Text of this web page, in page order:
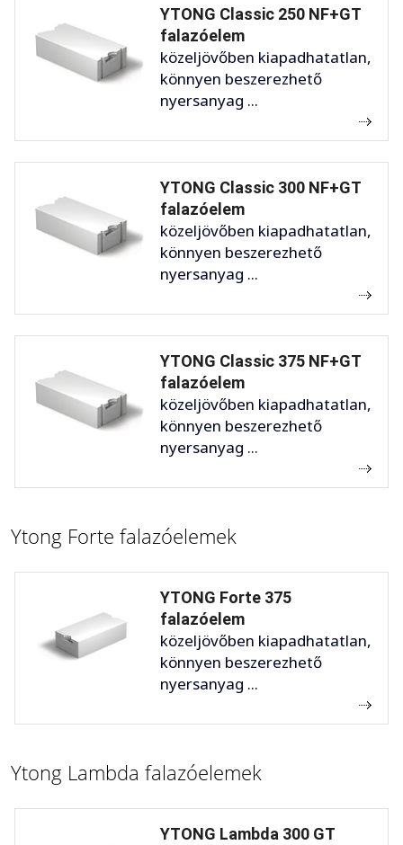
YTONG Classic 250 NF+GT
falazóelem
közeljövőben kiapadhatatlan,
könnyen beszerezhető
nyersanyag ...
YTONG Classic 300 NF+GT
falazóelem
közeljövőben kiapadhatatlan,
könnyen beszerezhető
nyersanyag ...
YTONG Classic 375 NF+GT
falazóelem
közeljövőben kiapadhatatlan,
könnyen beszerezhető
nyersanyag ...
Ytong Forte falazóelemek
YTONG Forte 375
falazóelem
közeljövőben kiapadhatatlan,
könnyen beszerezhető
nyersanyag ...
Ytong Lambda falazóelemek
YTONG Lambda 300 GT